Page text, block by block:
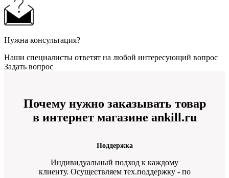
Нужна консультация?
Наши специалисты ответят на любой интересующий вопрос
Задать вопрос
Почему нужно заказывать товар
в интернет магазине ankill.ru
Поддержка
Индивидуальный подход к каждому
клиенту. Осуществляем тех.поддержку - по